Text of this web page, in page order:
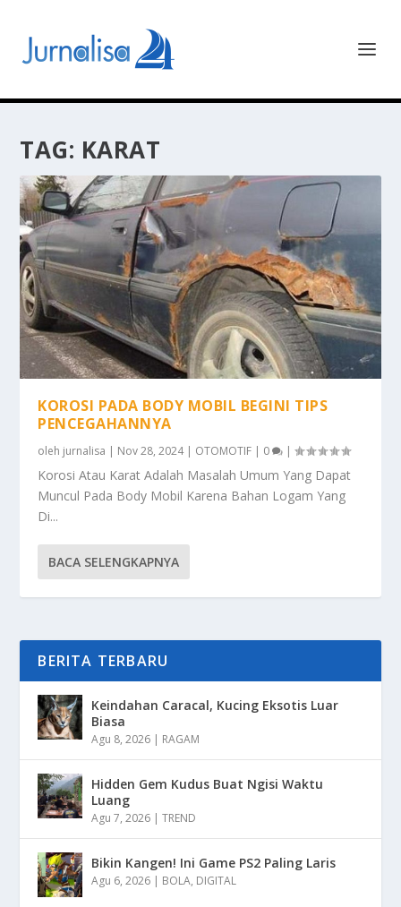
TAG: KARAT
KOROSI PADA BODY MOBIL BEGINI TIPS
PENCEGAHANNYA
oleh jurnalisa | Nov 28, 2024| OTOMOTIF | 0 |
Korosi Atau Karat Adalah Masalah Umum Yang Dapat
Muncul Pada Body Mobil Karena Bahan Logam Yang
Di...
BACA SELENGKAPNYA
BERITA TERBARU
Keindahan Caracal, Kucing Eksotis Luar
Biasa
Agu 8, 2026 | RAGAM
Hidden Gem Kudus Buat Ngisi Waktu
Luang
Agu 7, 2026 |TREND
Bikin Kangen! Ini Game PS2 Paling Laris
Agu 6, 2026 | BOLA, DIGITAL